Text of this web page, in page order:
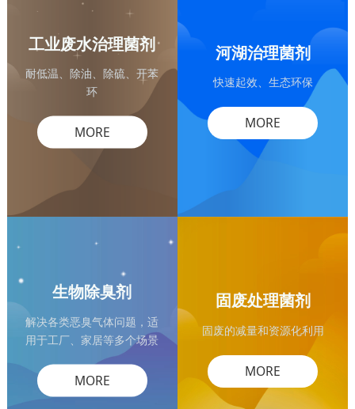
工业废水治理菌剂
耐低温、除油、除硫、开苯
环
MORE
河湖治理菌剂
快速起效、生态环保
MORE
生物除臭剂
解决各类恶臭气体问题，适
用于工厂、家居等多个场景
MORE
固废处理菌剂
固废的减量和资源化利用
MORE